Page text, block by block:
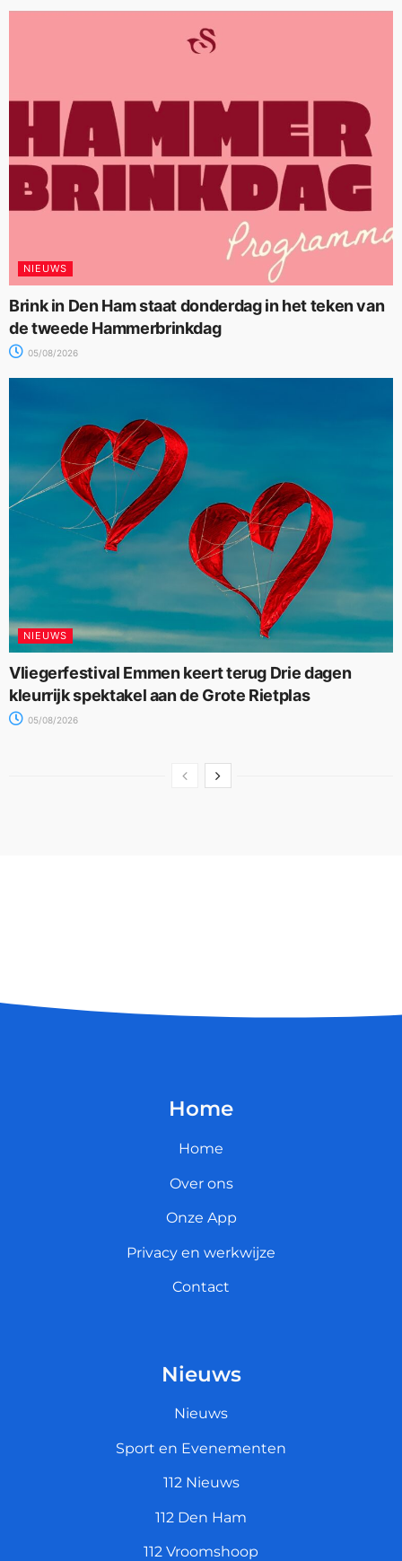
NIEUWS
Brink in Den Ham staat donderdag in het teken van
de tweede Hammerbrinkdag
05/08/2026
NIEUWS
Vliegerfestival Emmen keert terug Drie dagen
kleurrijk spektakel aan de Grote Rietplas
05/08/2026
Home
Home
Over ons
Onze App
Privacy en werkwijze
Contact
Nieuws
Nieuws
Sport en Evenementen
112 Nieuws
112 Den Ham
112 Vroomshoop